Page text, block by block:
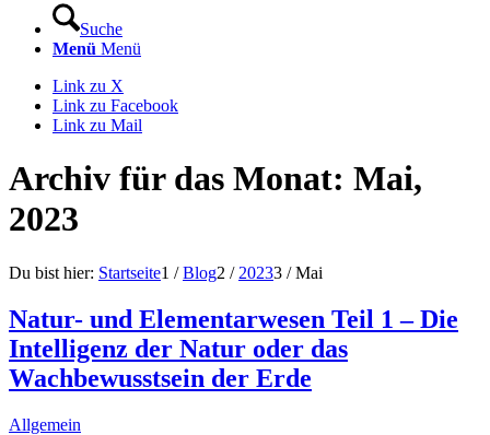
Suche
Menü Menü
Link zu X
Link zu Facebook
Link zu Mail
Archiv für das Monat: Mai,
2023
Du bist hier: Startseite1 / Blog2 / 20233 / Mai
Natur- und Elementarwesen Teil 1 – Die
Intelligenz der Natur oder das
Wachbewusstsein der Erde
Allgemein